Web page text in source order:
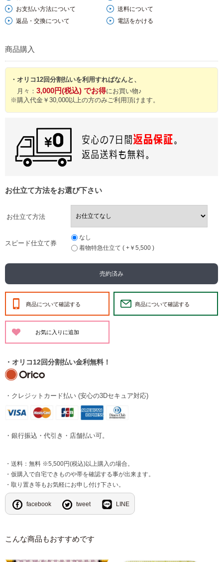
お支払い方法について
送料について
返品・交換について
電話をかける
商品購入
・オリコ12回分割払いを利用すればなんと、
月々： 3,000円(税込) でお得にお買い物♪
※購入代金￥30,000以上の方のみご利用頂けます。
お仕立て方法をお選び下さい
お仕立て方法
スピード仕立て券
なし
着物特急仕立て ( +￥5,500 )
売約済み
商品について確認する 商品について確認する
・オリコ12回分割払い金利無料！
・クレジットカード払い (安心の3Dセキュア対応)
・銀行振込・代引き・店舗払い可。
・送料：無料 ※5,500円(税込)以上購入の場合。
・仮購入で自宅できものや帯を確認する事が出来ます。
・取り置き等もお気軽にお申し付け下さい。
facebook tweet LINE
こんな商品もおすすめです